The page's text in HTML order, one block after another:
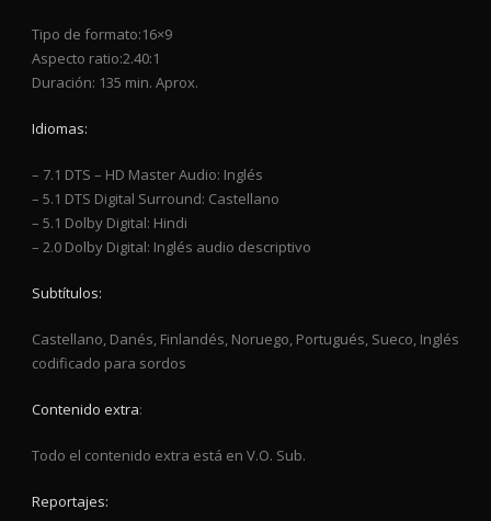
Tipo de formato:16×9
Aspecto ratio:2.40:1
Duración: 135 min. Aprox.
Idiomas:
– 7.1 DTS – HD Master Audio: Inglés
– 5.1 DTS Digital Surround: Castellano
– 5.1 Dolby Digital: Hindi
– 2.0 Dolby Digital: Inglés audio descriptivo
Subtítulos:
Castellano, Danés, Finlandés, Noruego, Portugués, Sueco, Inglés
codificado para sordos
Contenido extra:
Todo el contenido extra está en V.O. Sub.
Reportajes: